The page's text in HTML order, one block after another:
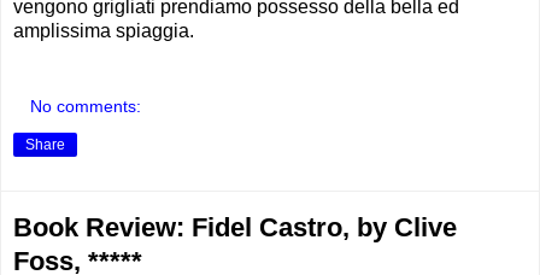
vengono grigliati prendiamo possesso della bella ed
amplissima spiaggia.
No comments:
Share
Book Review: Fidel Castro, by Clive
Foss, *****